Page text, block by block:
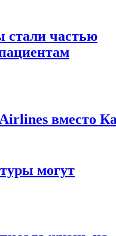
стали частью
вместо
могут